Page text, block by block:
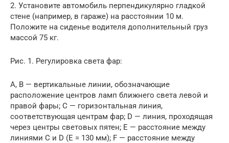
2. Установите автомобиль перпендикулярно гладкой
стене (например, в гараже) на расстоянии 10 м.
Положите на сиденье водителя дополнительный груз
массой 75 кг.
Рис. 1. Регулировка света фар:
А, B — вертикальные линии, обозначающие
расположение центров ламп ближнего света левой и
правой фары; C — горизонтальная линия,
соответствующая центрам фар; D — линия, проходящая
через центры световых пятен; E — расстояние между
линиями C и D (E = 130 мм); F — расстояние между